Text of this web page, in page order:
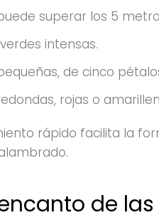
superar los 5
intensas.
de cinco
rojas o
rápido facilita la
de